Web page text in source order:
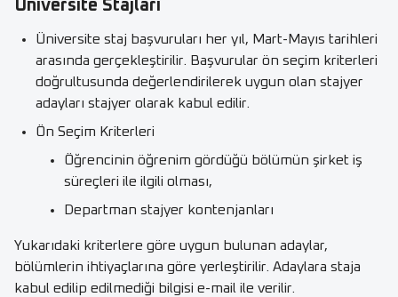
Üniversite Stajları
Üniversite staj başvuruları her yıl, Mart-Mayıs tarihleri
arasında gerçekleştirilir. Başvurular ön seçim kriterleri
doğrultusunda değerlendirilerek uygun olan stajyer
adayları stajyer olarak kabul edilir.
Ön Seçim Kriterleri
Öğrencinin öğrenim gördüğü bölümün şirket iş
süreçleri ile ilgili olması,
Departman stajyer kontenjanları
Yukarıdaki kriterlere göre uygun bulunan adaylar,
bölümlerin ihtiyaçlarına göre yerleştirilir. Adaylara staja
kabul edilip edilmediği bilgisi e-mail ile verilir.